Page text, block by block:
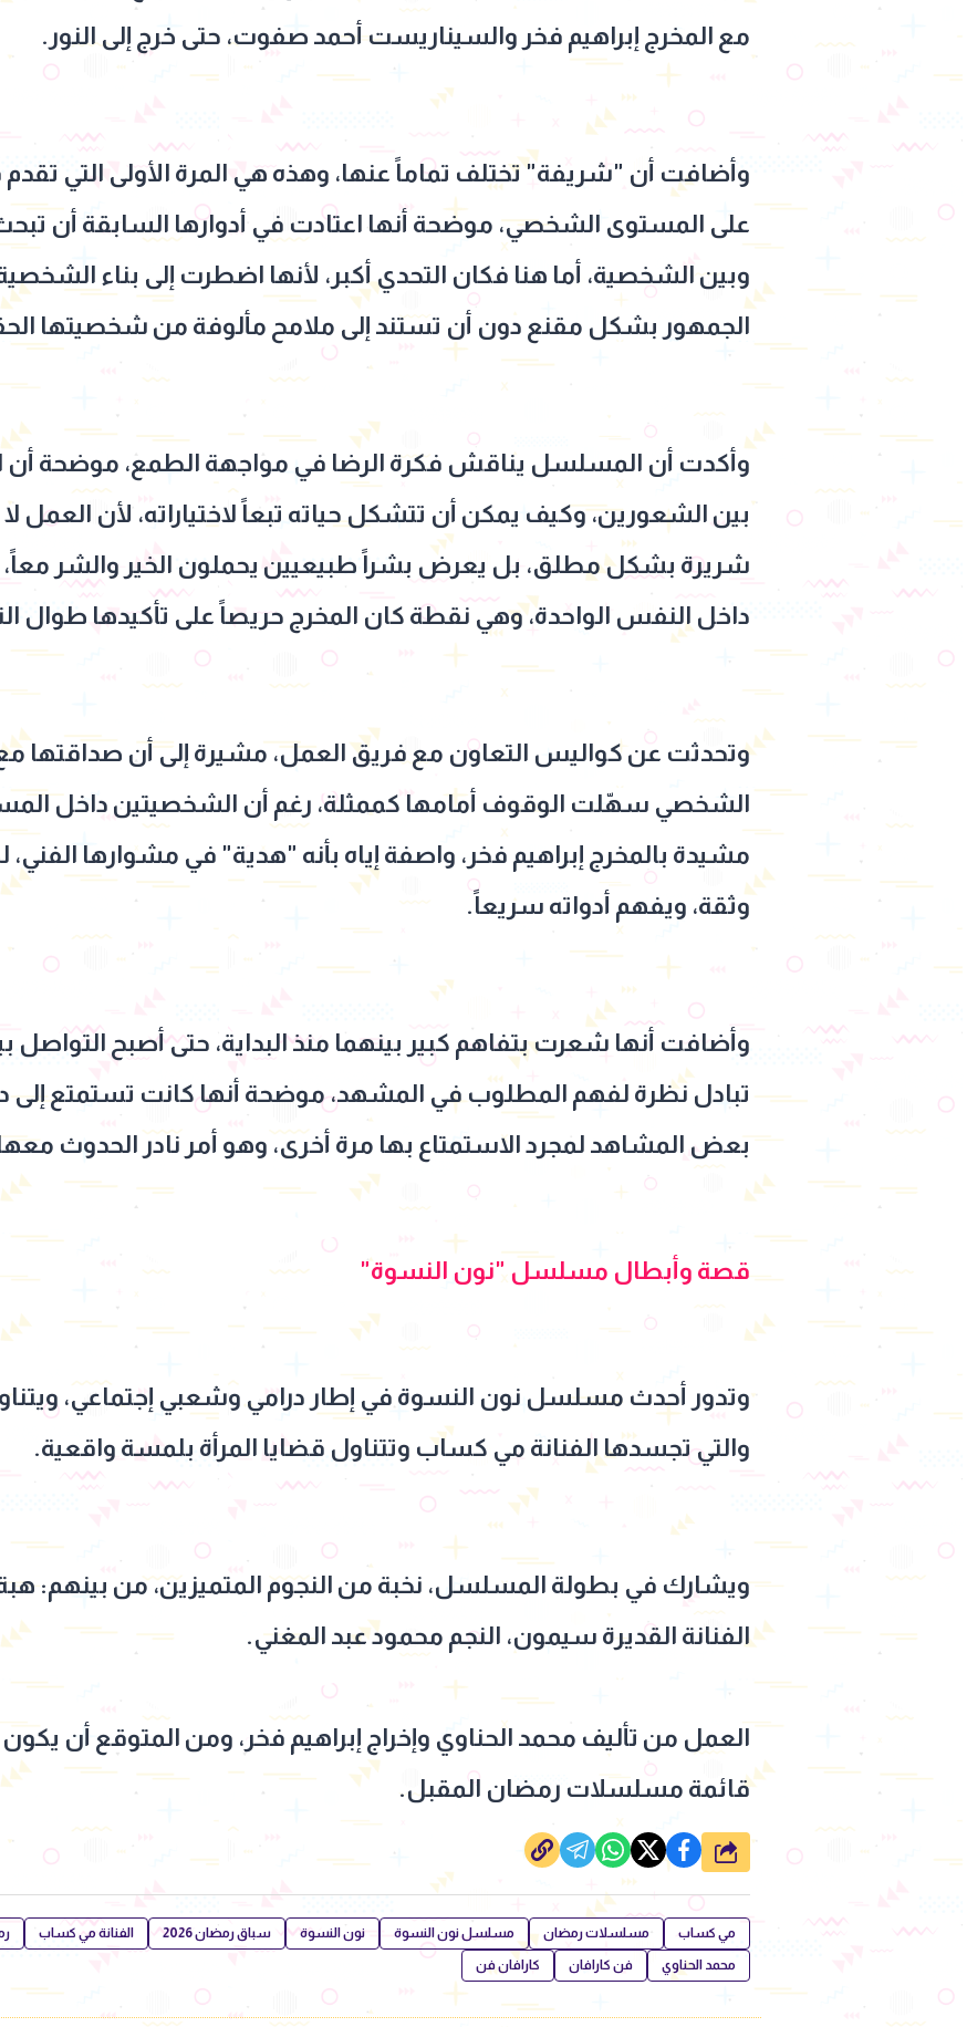
مع المخرج إبراهيم فخر والسيناريست أحمد صفوت، حتى خرج إلى النور.
وأضافت أن "شريفة" تختلف تماماً عنها، وهذه هي المرة الأولى التي تقدم
على المستوى الشخصي، موضحة أنها اعتادت في أدوارها السابقة أن
وبين الشخصية، أما هنا فكان التحدي أكبر، لأنها اضطرت إلى بناء
الجمهور بشكل مقنع دون أن تستند إلى ملامح مألوفة من شخصيتها
وأكدت أن المسلسل يناقش فكرة الرضا في مواجهة الطمع، موضحة أن
بين الشعورين، وكيف يمكن أن تتشكل حياته تبعاً لاختياراته، لأن العمل
شريرة بشكل مطلق، بل يعرض بشراً طبيعيين يحملون الخير والشر معاً،
داخل النفس الواحدة، وهي نقطة كان المخرج حريصاً على تأكيدها طوال
وتحدثت عن كواليس التعاون مع فريق العمل، مشيرة إلى أن صداقتها
الشخصي سهّلت الوقوف أمامها كممثلة، رغم أن الشخصيتين داخل
مشيدة بالمخرج إبراهيم فخر، واصفة إياه بأنه "هدية" في مشوارها الفني،
وثقة، ويفهم أدواته سريعاً.
وأضافت أنها شعرت بتفاهم كبير بينهما منذ البداية، حتى أصبح التواصل
تبادل نظرة لفهم المطلوب في المشهد، موضحة أنها كانت تستمتع إلى
بعض المشاهد لمجرد الاستمتاع بها مرة أخرى، وهو أمر نادر الحدوث
قصة وأبطال مسلسل "نون النسوة"
وتدور أحدث مسلسل نون النسوة في إطار درامي وشعبي إجتماعي،
والتي تجسدها الفنانة مي كساب وتتناول قضايا المرأة بلمسة واقعية.
ويشارك في بطولة المسلسل، نخبة من النجوم المتميزين، من بينهم:
الفنانة القديرة سيمون، النجم محمود عبد المغني.
العمل من تأليف محمد الحناوي وإخراج إبراهيم فخر، ومن المتوقع أن
قائمة مسلسلات رمضان المقبل.
شارك
مي كساب مسلسلات رمضان مسلسل نون النسوة نون النسوة سباق رمضان 2026 الفنانة مي كساب
محمد الحناوي فن كارافان كارافان فن